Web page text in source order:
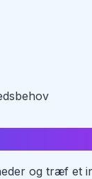
og træf et